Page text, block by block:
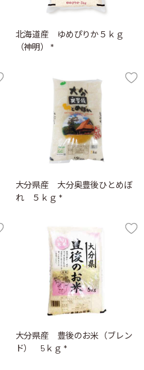
北海道産 ゆめぴりか５ｋｇ
（神明） *
大分県産 大分奥豊後ひとめぼ
れ ５ｋｇ *
大分県産 豊後のお米（ブレン
ド） 5ｋｇ *